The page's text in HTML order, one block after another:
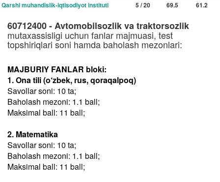
Qarshi muhandislik-iqtisodiyot instituti
5 / 20 69.5 61.2
60712400 - Avtomobilsozlik va traktorsozlik
mutaxassisligi uchun fanlar majmuasi, test
topshiriqlari soni hamda baholash mezonlari:
MAJBURIY FANLAR bloki:
1. Ona tili (o‘zbek, rus, qoraqalpoq)
Savollar soni: 10 ta;
Baholash mezoni: 1.1 ball;
Maksimal ball: 11 ball;
2. Matematika
Savollar soni: 10 ta;
Baholash mezoni: 1.1 ball;
Maksimal ball: 11 ball;